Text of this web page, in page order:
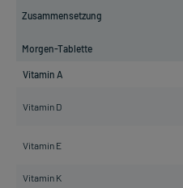
Zusammensetzung
Morgen-Tablette
Vitamin A
Vitamin D
Vitamin E
Vitamin K